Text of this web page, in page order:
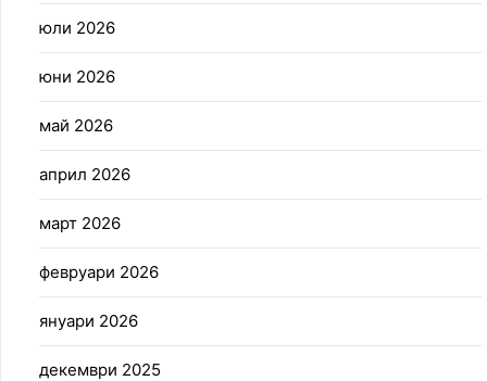
юли 2026
юни 2026
май 2026
април 2026
март 2026
февруари 2026
януари 2026
декември 2025